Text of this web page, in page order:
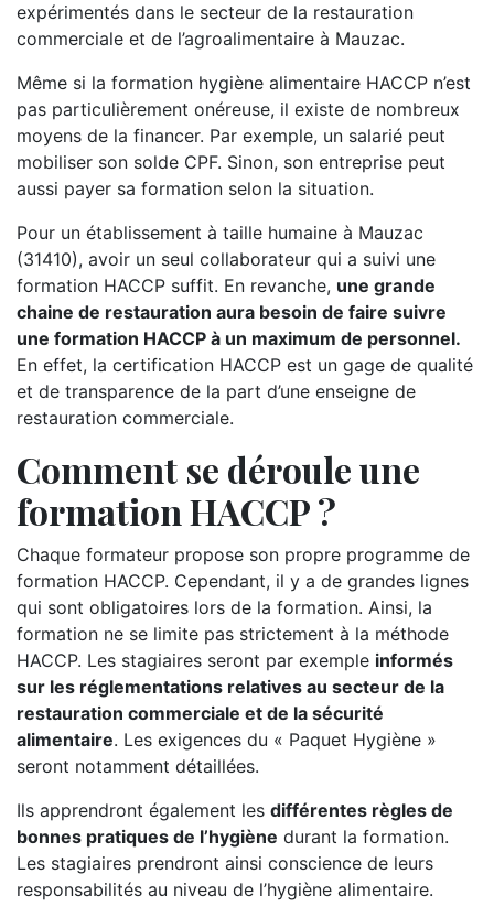
expérimentés dans le secteur de la restauration
commerciale et de l’agroalimentaire à Mauzac.
Même si la formation hygiène alimentaire HACCP n’est
pas particulièrement onéreuse, il existe de nombreux
moyens de la financer. Par exemple, un salarié peut
mobiliser son solde CPF. Sinon, son entreprise peut
aussi payer sa formation selon la situation.
Pour un établissement à taille humaine à Mauzac
(31410), avoir un seul collaborateur qui a suivi une
formation HACCP suffit. En revanche, une grande
chaine de restauration aura besoin de faire suivre
une formation HACCP à un maximum de personnel.
En effet, la certification HACCP est un gage de qualité
et de transparence de la part d’une enseigne de
restauration commerciale.
Comment se déroule une
formation HACCP ?
Chaque formateur propose son propre programme de
formation HACCP. Cependant, il y a de grandes lignes
qui sont obligatoires lors de la formation. Ainsi, la
formation ne se limite pas strictement à la méthode
HACCP. Les stagiaires seront par exemple informés
sur les réglementations relatives au secteur de la
restauration commerciale et de la sécurité
alimentaire. Les exigences du « Paquet Hygiène »
seront notamment détaillées.
Ils apprendront également les différentes règles de
bonnes pratiques de l’hygiène durant la formation.
Les stagiaires prendront ainsi conscience de leurs
responsabilités au niveau de l’hygiène alimentaire.